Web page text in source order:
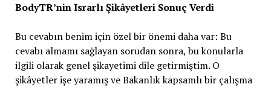
BodyTR’nin Israrlı Şikâyetleri Sonuç Verdi
Bu cevabın benim için özel bir önemi daha var: Bu
cevabı almamı sağlayan sorudan sonra, bu konularla
ilgili olarak genel şikayetimi dile getirmiştim. O
şikâyetler işe yaramış ve Bakanlık kapsamlı bir çalışma